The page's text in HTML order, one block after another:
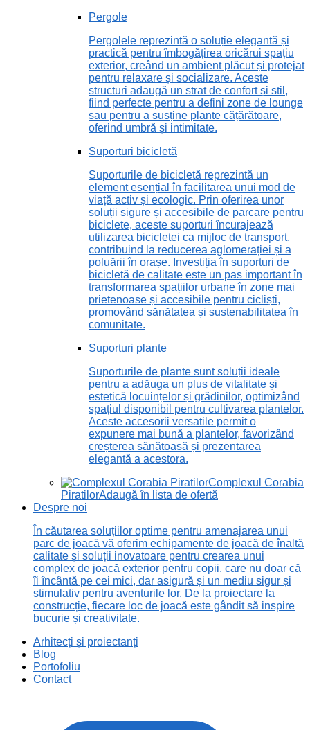
Pergole
Pergolele reprezintă o soluție elegantă și
practică pentru îmbogățirea oricărui spațiu
exterior, creând un ambient plăcut și protejat
pentru relaxare și socializare. Aceste
structuri adaugă un strat de confort și stil,
fiind perfecte pentru a defini zone de lounge
sau pentru a susține plante cățărătoare,
oferind umbră și intimitate.
Suporturi bicicletă
Suporturile de bicicletă reprezintă un
element esențial în facilitarea unui mod de
viață activ și ecologic. Prin oferirea unor
soluții sigure și accesibile de parcare pentru
biciclete, aceste suporturi încurajează
utilizarea bicicletei ca mijloc de transport,
contribuind la reducerea aglomerației și a
poluării în orașe. Investiția în suporturi de
bicicletă de calitate este un pas important în
transformarea spațiilor urbane în zone mai
prietenoase și accesibile pentru cicliști,
promovând sănătatea și sustenabilitatea în
comunitate.
Suporturi plante
Suporturile de plante sunt soluții ideale
pentru a adăuga un plus de vitalitate și
estetică locuințelor și grădinilor, optimizând
spațiul disponibil pentru cultivarea plantelor.
Aceste accesorii versatile permit o
expunere mai bună a plantelor, favorizând
creșterea sănătoasă și prezentarea
elegantă a acestora.
Complexul Corabia
PiratilorAdaugă în lista de ofertă
Despre noi
În căutarea soluțiilor optime pentru amenajarea unui
parc de joacă vă oferim echipamente de joacă de înaltă
calitate și soluții inovatoare pentru crearea unui
complex de joacă exterior pentru copii, care nu doar că
îi încântă pe cei mici, dar asigură și un mediu sigur și
stimulativ pentru aventurile lor. De la proiectare la
construcție, fiecare loc de joacă este gândit să inspire
bucurie și creativitate.
Arhitecți și proiectanți
Blog
Portofoliu
Contact